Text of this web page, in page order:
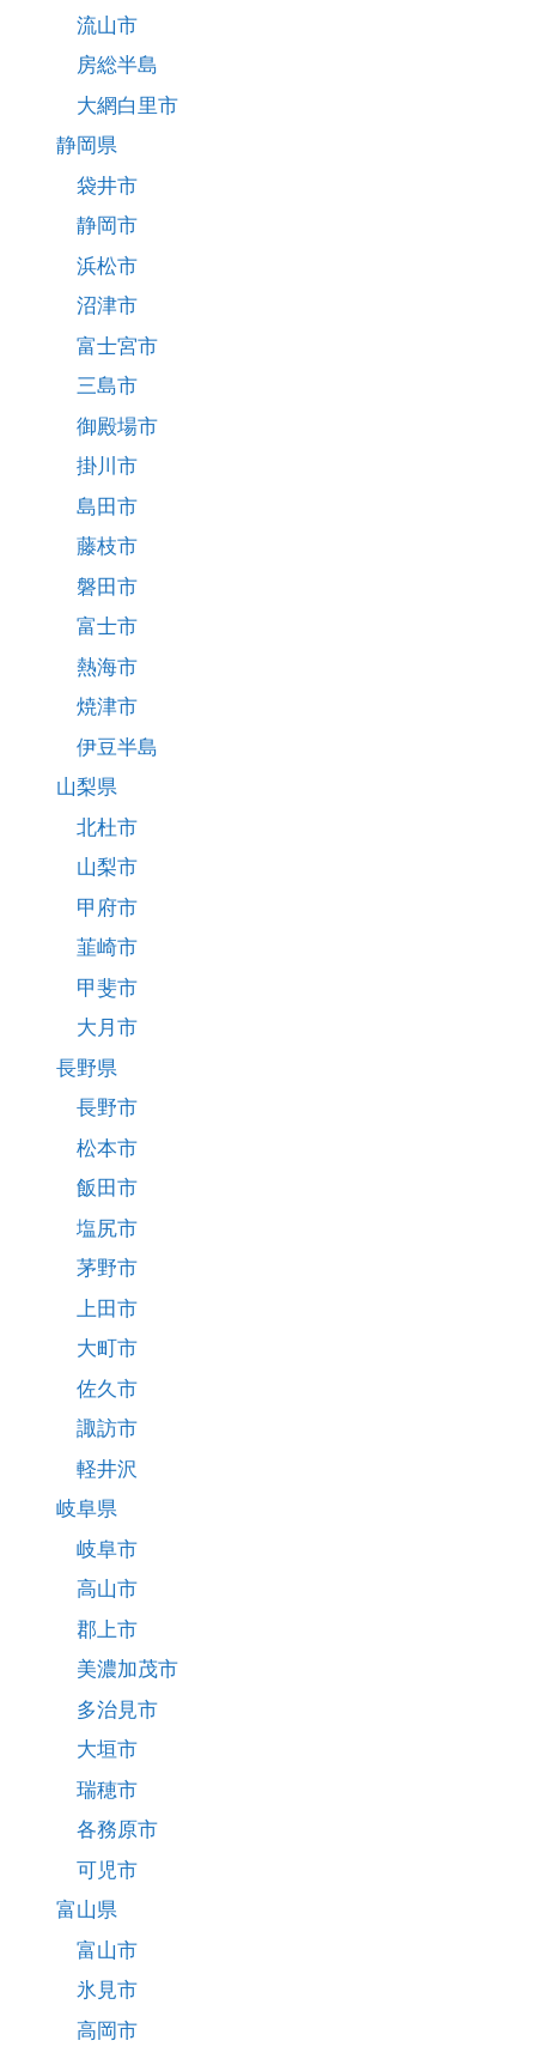
流山市
房総半島
大網白里市
静岡県
袋井市
静岡市
浜松市
沼津市
富士宮市
三島市
御殿場市
掛川市
島田市
藤枝市
磐田市
富士市
熱海市
焼津市
伊豆半島
山梨県
北杜市
山梨市
甲府市
韮崎市
甲斐市
大月市
長野県
長野市
松本市
飯田市
塩尻市
茅野市
上田市
大町市
佐久市
諏訪市
軽井沢
岐阜県
岐阜市
高山市
郡上市
美濃加茂市
多治見市
大垣市
瑞穂市
各務原市
可児市
富山県
富山市
氷見市
高岡市